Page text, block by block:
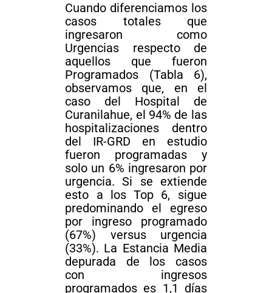
Cuando diferenciamos los
casos totales que
ingresaron como
Urgencias respecto de
aquellos que fueron
Programados (Tabla 6),
observamos que, en el
caso del Hospital de
Curanilahue, el 94% de las
hospitalizaciones dentro
del IR-GRD en estudio
fueron programadas y
solo un 6% ingresaron por
urgencia. Si se extiende
esto a los Top 6, sigue
predominando el egreso
por ingreso programado
(67%) versus urgencia
(33%). La Estancia Media
depurada de los casos
con ingresos
programados es 1,1 días